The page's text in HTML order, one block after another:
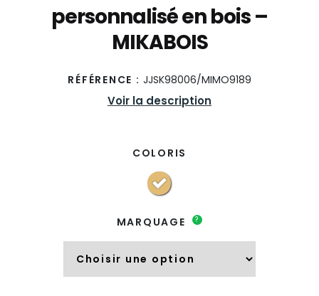
personnalisé en bois –
MIKABOIS
RÉFÉRENCE : JJSK98006/MIMO9189
Voir la description
COLORIS
MARQUAGE ?